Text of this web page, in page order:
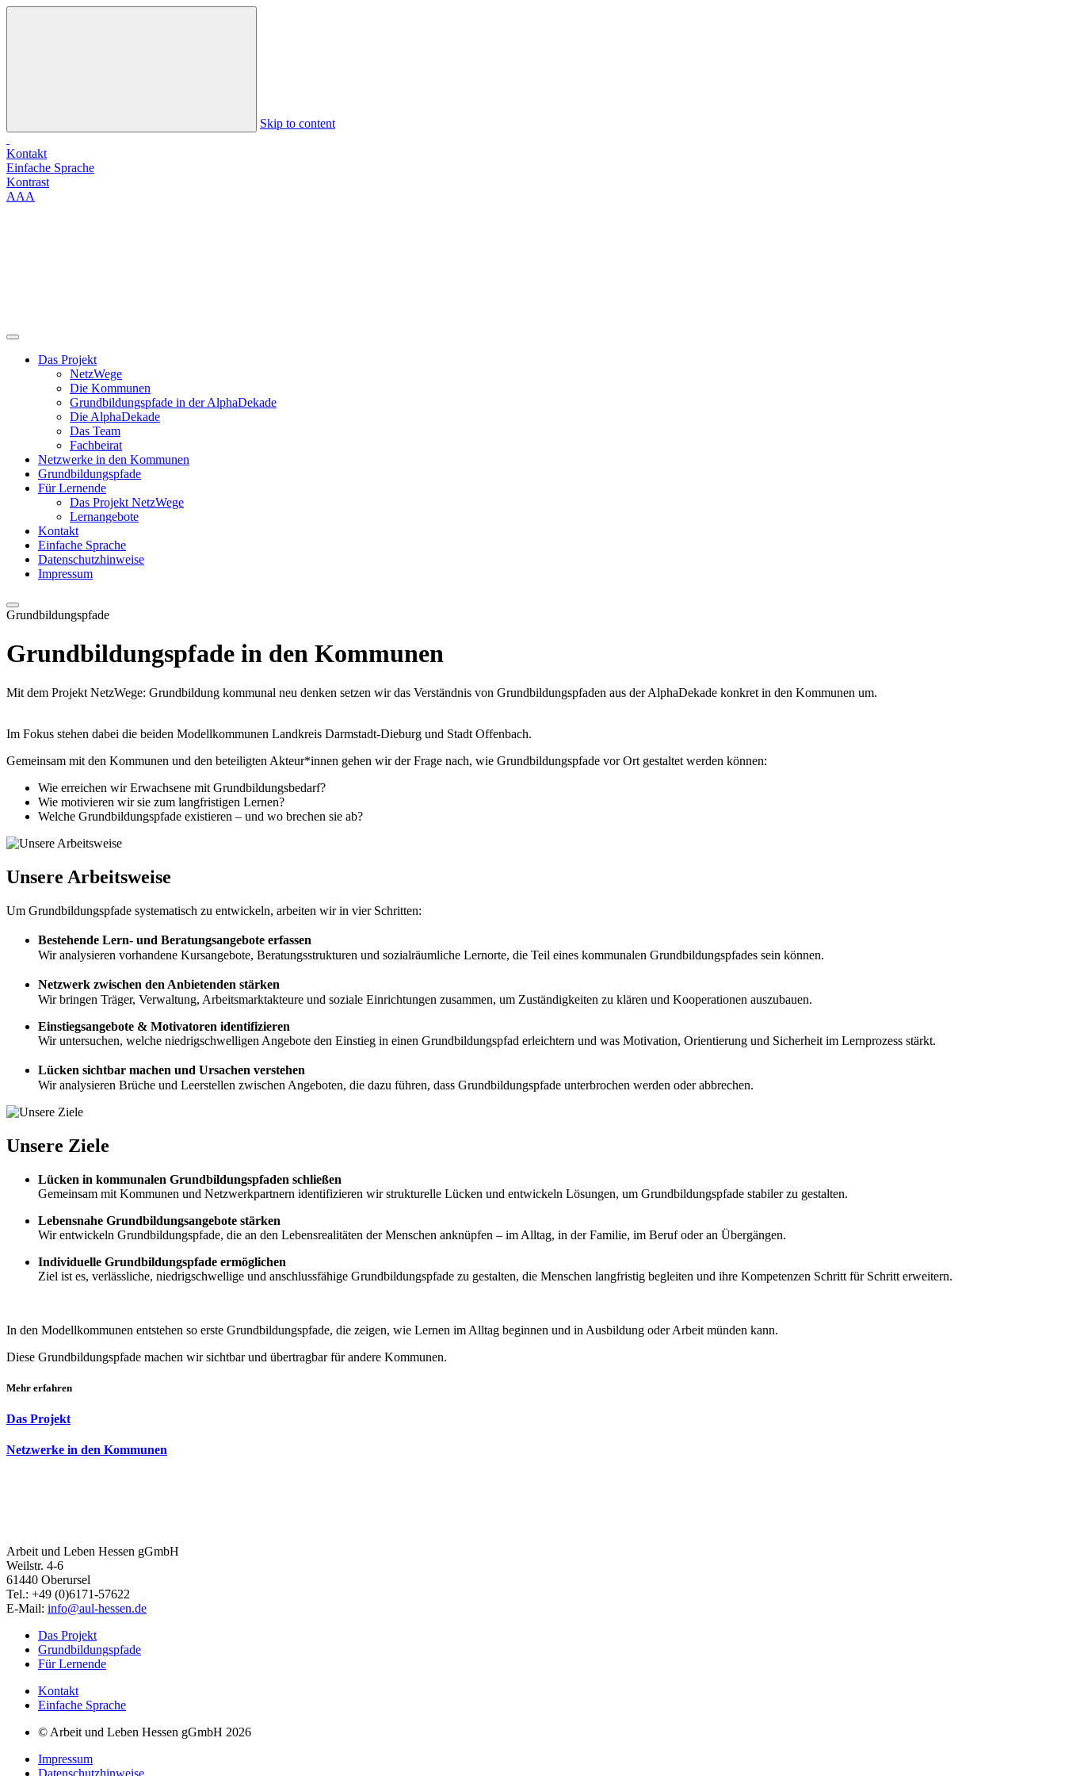
Skip to content
Kontakt
Einfache Sprache
Kontrast
AAA
Das Projekt
NetzWege
Die Kommunen
Grundbildungspfade in der AlphaDekade
Die AlphaDekade
Das Team
Fachbeirat
Netzwerke in den Kommunen
Grundbildungspfade
Für Lernende
Das Projekt NetzWege
Lernangebote
Kontakt
Einfache Sprache
Datenschutzhinweise
Impressum
Grundbildungspfade
Grundbildungspfade in den Kommunen
Mit dem Projekt NetzWege: Grundbildung kommunal neu denken setzen wir das Verständnis von Grundbildungspfaden aus der AlphaDekade konkret in den Kommunen um.
Im Fokus stehen dabei die beiden Modellkommunen Landkreis Darmstadt-Dieburg und Stadt Offenbach.
Gemeinsam mit den Kommunen und den beteiligten Akteur*innen gehen wir der Frage nach, wie Grundbildungspfade vor Ort gestaltet werden können:
Wie erreichen wir Erwachsene mit Grundbildungsbedarf?
Wie motivieren wir sie zum langfristigen Lernen?
Welche Grundbildungspfade existieren – und wo brechen sie ab?
Unsere Arbeitsweise
Um Grundbildungspfade systematisch zu entwickeln, arbeiten wir in vier Schritten:
Bestehende Lern- und Beratungsangebote erfassen
Wir analysieren vorhandene Kursangebote, Beratungsstrukturen und sozialräumliche Lernorte, die Teil eines kommunalen Grundbildungspfades sein können.
Netzwerk zwischen den Anbietenden stärken
Wir bringen Träger, Verwaltung, Arbeitsmarktakteure und soziale Einrichtungen zusammen, um Zuständigkeiten zu klären und Kooperationen auszubauen.
Einstiegsangebote & Motivatoren identifizieren
Wir untersuchen, welche niedrigschwelligen Angebote den Einstieg in einen Grundbildungspfad erleichtern und was Motivation, Orientierung und Sicherheit im Lernprozess stärkt.
Lücken sichtbar machen und Ursachen verstehen
Wir analysieren Brüche und Leerstellen zwischen Angeboten, die dazu führen, dass Grundbildungspfade unterbrochen werden oder abbrechen.
Unsere Ziele
Lücken in kommunalen Grundbildungspfaden schließen
Gemeinsam mit Kommunen und Netzwerkpartnern identifizieren wir strukturelle Lücken und entwickeln Lösungen, um Grundbildungspfade stabiler zu gestalten.
Lebensnahe Grundbildungsangebote stärken
Wir entwickeln Grundbildungspfade, die an den Lebensrealitäten der Menschen anknüpfen – im Alltag, in der Familie, im Beruf oder an Übergängen.
Individuelle Grundbildungspfade ermöglichen
Ziel ist es, verlässliche, niedrigschwellige und anschlussfähige Grundbildungspfade zu gestalten, die Menschen langfristig begleiten und ihre Kompetenzen Schritt für Schritt erweitern.
In den Modellkommunen entstehen so erste Grundbildungspfade, die zeigen, wie Lernen im Alltag beginnen und in Ausbildung oder Arbeit münden kann.
Diese Grundbildungspfade machen wir sichtbar und übertragbar für andere Kommunen.
Mehr erfahren
Das Projekt
Netzwerke in den Kommunen
Arbeit und Leben Hessen gGmbH
Weilstr. 4-6
61440 Oberursel
Tel.: +49 (0)6171-57622
E-Mail: info@aul-hessen.de
Das Projekt
Grundbildungspfade
Für Lernende
Kontakt
Einfache Sprache
© Arbeit und Leben Hessen gGmbH 2026
Impressum